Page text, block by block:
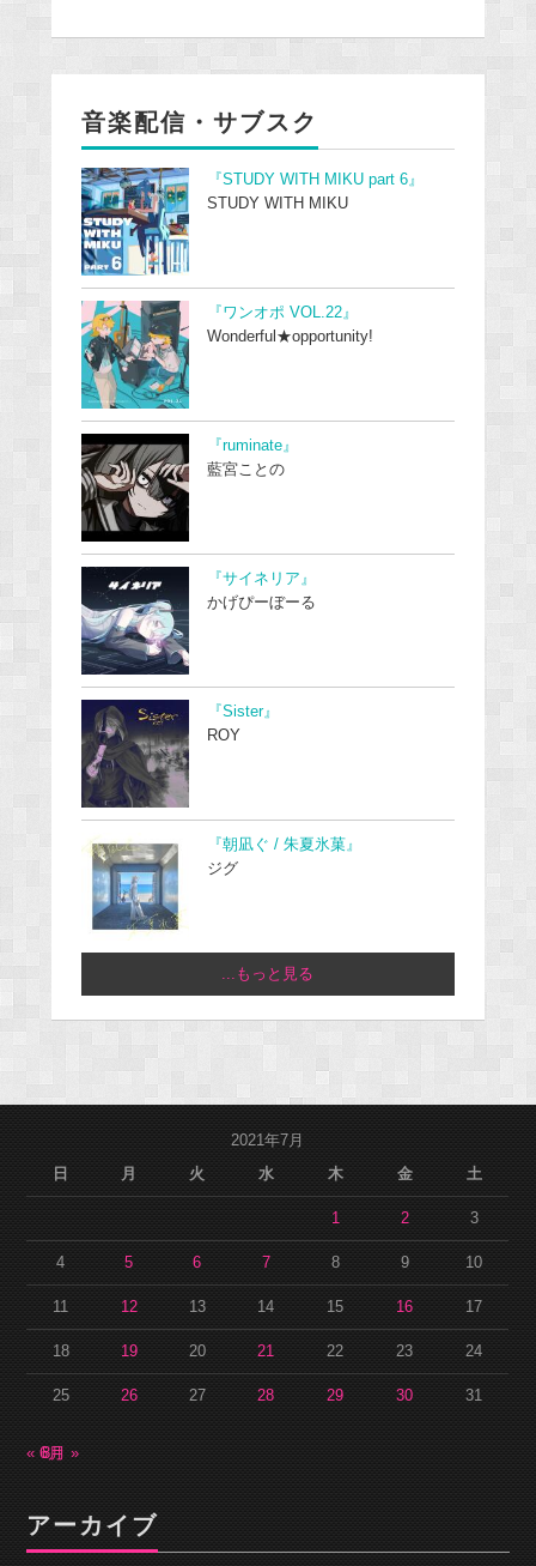
音楽配信・サブスク
『STUDY WITH MIKU part 6』
STUDY WITH MIKU
『ワンオポ VOL.22』
Wonderful★opportunity!
『ruminate』
藍宮ことの
『サイネリア』
かげぴーぼーる
『Sister』
ROY
『朝凪ぐ / 朱夏氷菓』
ジグ
...もっと見る
2021年7月
日
月 火 水 木 金 土
1 2 3
4 5 6 7 8 9 10
11 12 13 14 15 16 17
18 19 20 21 22 23 24
25 26 27 28 29 30 31
« 6月8月 »
アーカイブ